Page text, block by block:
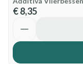
€ 8,35